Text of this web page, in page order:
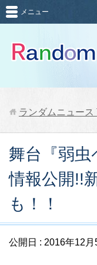
メニュー
ランダムニュース
舞台『弱
情報公開!!
も！！
公開日 : 2016年12月